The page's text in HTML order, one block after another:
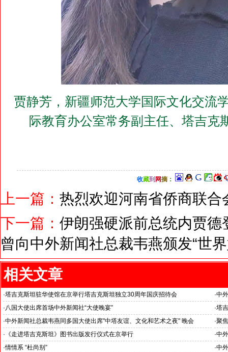
贾静芳，新疆师范大学国际文化交流
际教育办公室常务副主任、塔吉克
收藏到 网摘：
上一篇： 热烈欢迎河南省侨商联
下一篇： 伊朗强硬派前总统内贾
曾向中外新闻社总裁韦燕颁发“世
相关文章
·塔吉克斯坦驻华使馆在京举行塔吉克斯坦独立30周年国庆招待会 ·中
新闻
·八国大使出席首场中外新闻社“大使晚宴” ·塔
·中外新闻社总裁韦燕同多国大使出席"中塔友谊、文化和艺术之夜" 晚会 ·聚
中
德出
· 《走进塔吉克斯坦》图书出版发行仪式在京举行 ·中
之夜
·情情系 “杜尚别”
·中